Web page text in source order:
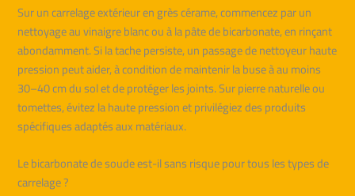
Sur un carrelage extérieur en grès cérame, commencez par un
nettoyage au vinaigre blanc ou à la pâte de bicarbonate, en rinçant
abondamment. Si la tache persiste, un passage de nettoyeur haute
pression peut aider, à condition de maintenir la buse à au moins
30–40 cm du sol et de protéger les joints. Sur pierre naturelle ou
tomettes, évitez la haute pression et privilégiez des produits
spécifiques adaptés aux matériaux.
Le bicarbonate de soude est-il sans risque pour tous les types de
carrelage ?